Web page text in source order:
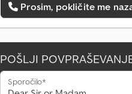
Prosim, pokličite me
POŠLJI
Sporočilo*